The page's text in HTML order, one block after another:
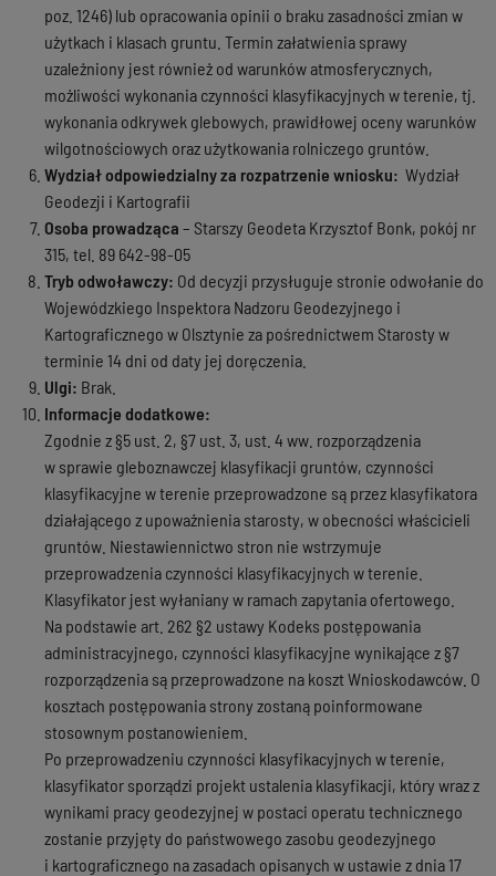
poz. 1246) lub opracowania opinii o braku zasadności zmian w
użytkach i klasach gruntu. Termin załatwienia sprawy
uzależniony jest również od warunków atmosferycznych,
możliwości wykonania czynności klasyfikacyjnych w terenie, tj.
wykonania odkrywek glebowych, prawidłowej oceny warunków
wilgotnościowych oraz użytkowania rolniczego gruntów.
Wydział odpowiedzialny za rozpatrzenie wniosku: Wydział
Geodezji i Kartografii
Osoba prowadząca – Starszy Geodeta Krzysztof Bonk, pokój nr
315, tel. 89 642-98-05
Tryb odwoławczy: Od decyzji przysługuje stronie odwołanie do
Wojewódzkiego Inspektora Nadzoru Geodezyjnego i
Kartograficznego w Olsztynie za pośrednictwem Starosty w
terminie 14 dni od daty jej doręczenia.
Ulgi: Brak.
Informacje dodatkowe:
Zgodnie z §5 ust. 2, §7 ust. 3, ust. 4 ww. rozporządzenia
w sprawie gleboznawczej klasyfikacji gruntów, czynności
klasyfikacyjne w terenie przeprowadzone są przez klasyfikatora
działającego z upoważnienia starosty, w obecności właścicieli
gruntów. Niestawiennictwo stron nie wstrzymuje
przeprowadzenia czynności klasyfikacyjnych w terenie.
Klasyfikator jest wyłaniany w ramach zapytania ofertowego.
Na podstawie art. 262 §2 ustawy Kodeks postępowania
administracyjnego, czynności klasyfikacyjne wynikające z §7
rozporządzenia są przeprowadzone na koszt Wnioskodawców. O
kosztach postępowania strony zostaną poinformowane
stosownym postanowieniem.
Po przeprowadzeniu czynności klasyfikacyjnych w terenie,
klasyfikator sporządzi projekt ustalenia klasyfikacji, który wraz z
wynikami pracy geodezyjnej w postaci operatu technicznego
zostanie przyjęty do państwowego zasobu geodezyjnego
i kartograficznego na zasadach opisanych w ustawie z dnia 17